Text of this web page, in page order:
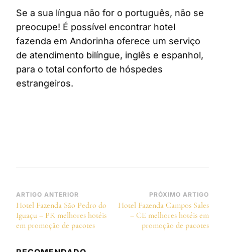
Se a sua língua não for o português, não se
preocupe! É possível encontrar hotel
fazenda em Andorinha oferece um serviço
de atendimento bilíngue, inglês e espanhol,
para o total conforto de hóspedes
estrangeiros.
Navegação
de
post
ARTIGO ANTERIOR
Hotel Fazenda São Pedro do
Iguaçu – PR melhores hotéis
em promoção de pacotes
PRÓXIMO ARTIGO
Hotel Fazenda Campos Sales
– CE melhores hotéis em
promoção de pacotes